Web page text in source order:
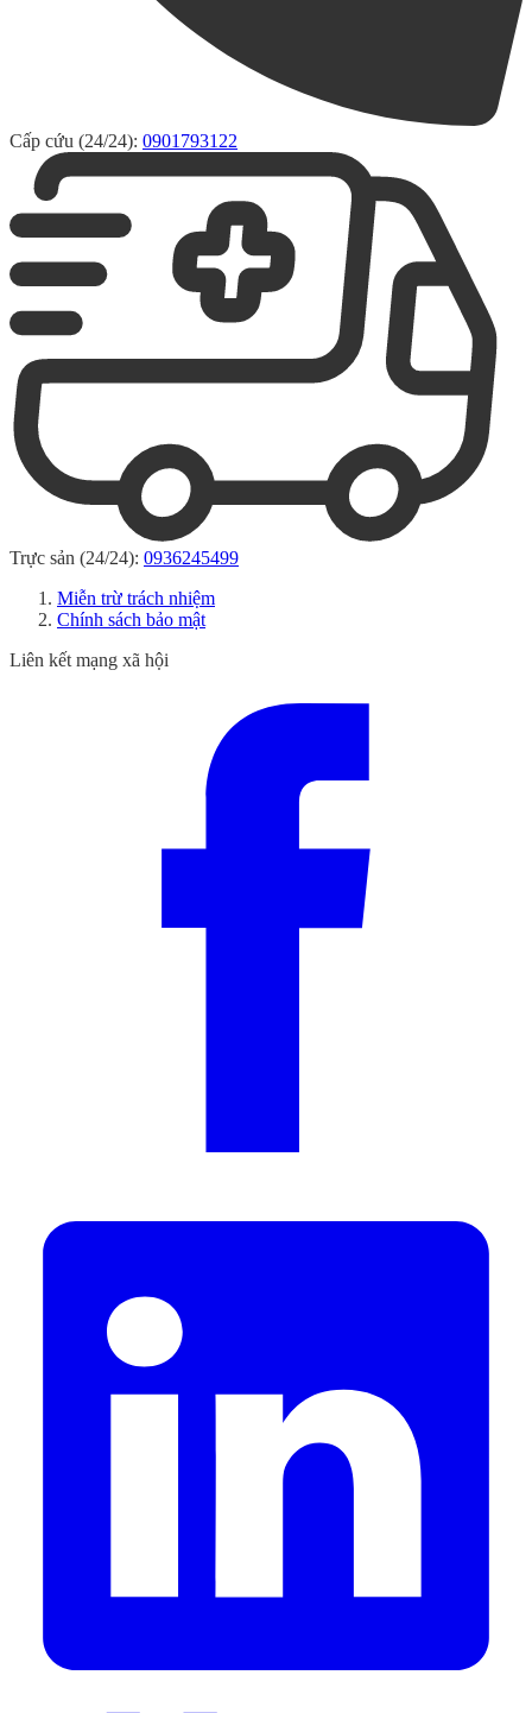
Cấp cứu (24/24): 0901793122
Trực sản (24/24): 0936245499
Miễn trừ trách nhiệm
Chính sách bảo mật
Liên kết mạng xã hội